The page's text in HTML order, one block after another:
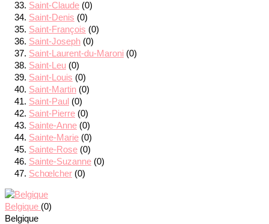
Saint-Claude (0)
Saint-Denis (0)
Saint-François (0)
Saint-Joseph (0)
Saint-Laurent-du-Maroni (0)
Saint-Leu (0)
Saint-Louis (0)
Saint-Martin (0)
Saint-Paul (0)
Saint-Pierre (0)
Sainte-Anne (0)
Sainte-Marie (0)
Sainte-Rose (0)
Sainte-Suzanne (0)
Schœlcher (0)
Belgique (0)
Belgique